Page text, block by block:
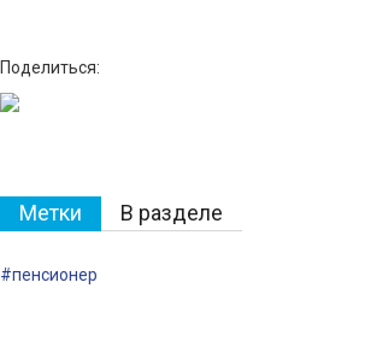
Поделиться:
Метки В разделе
#пенсионер